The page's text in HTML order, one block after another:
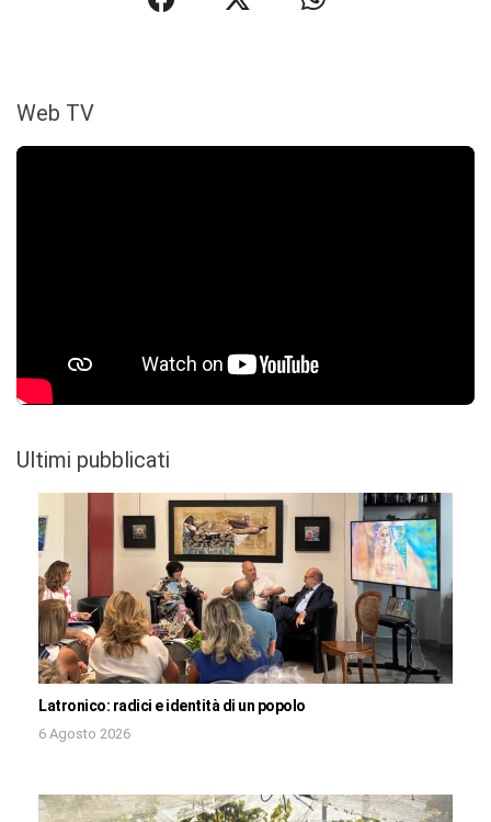
Web TV
Ultimi pubblicati
Latronico: radici e identità di un popolo
6 Agosto 2026